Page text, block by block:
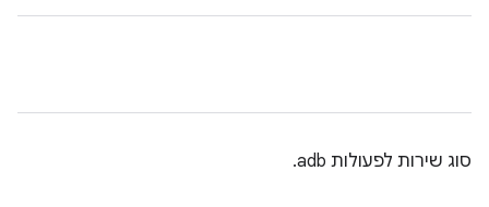
סוג שירות לפעולות adb.